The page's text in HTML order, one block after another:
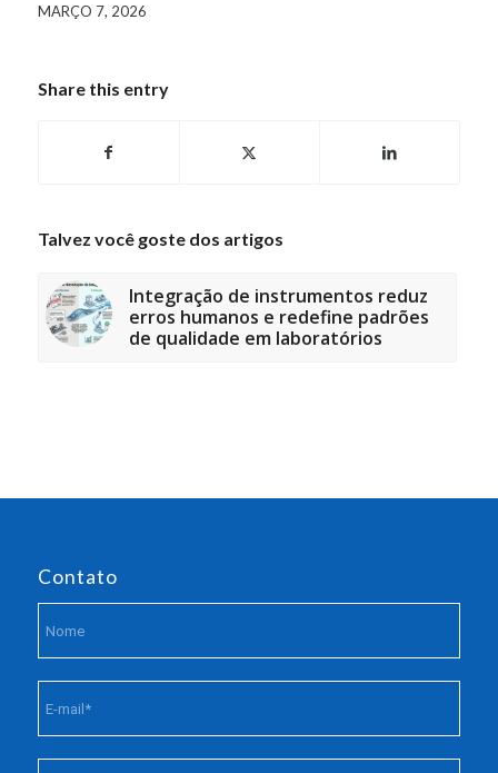
MARÇO 7, 2026
Share this entry
Talvez você goste dos artigos
Integração de instrumentos reduz
erros humanos e redefine padrões
de qualidade em laboratórios
Contato